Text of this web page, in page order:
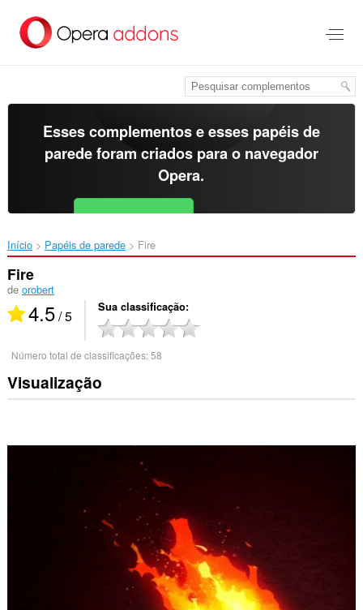
para
Esses complementos e esses papéis de
parede foram criados para o navegador
Opera.
Baixar o Opera Free for Android
Início Papéis de parede Fire‎
Fire
de orobert
4.5/ 5 Sua classificação
Número total de classificações:58
Visualização